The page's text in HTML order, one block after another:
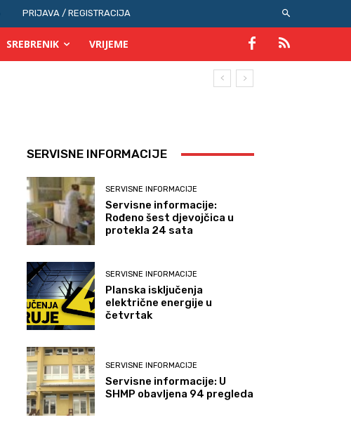
PRIJAVA / REGISTRACIJA
SREBRENIK VRIJEME
SERVISNE INFORMACIJE
SERVISNE INFORMACIJE
Servisne informacije:
Rođeno šest djevojčica u
protekla 24 sata
SERVISNE INFORMACIJE
Planska isključenja
električne energije u
četvrtak
SERVISNE INFORMACIJE
Servisne informacije: U
SHMP obavljena 94 pregleda